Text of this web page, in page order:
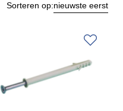
Sorteren op:nieuwste eerst